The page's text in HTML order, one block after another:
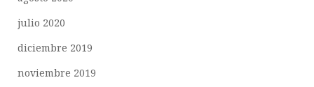
julio 2020
diciembre 2019
noviembre 2019